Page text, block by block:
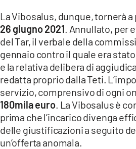
ILVIBONESE.IT
CATANZAROCHANNEL.IT
LACAPITALENEWS.IT
App
ANDROID
APPLE
La Vibosalus, dunque, tornerà
26 giugno 2021. Annullato, per
del Tar, il verbale della
gennaio contro il quale era
e la relativa delibera di
redatta proprio dalla Teti.
servizio, comprensivo di ogni
180mila euro. La Vibosalus è
prima che l’incarico divenga
delle giustificazioni a seguito
un’offerta anomala.